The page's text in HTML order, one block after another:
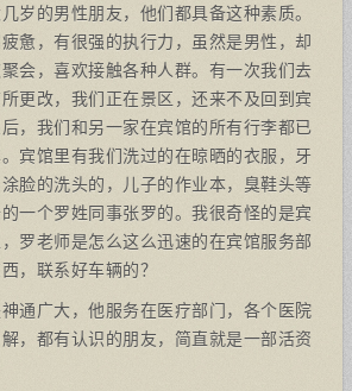
岁的男性朋友，他们都具备这种素质。
惫，有很强的执行力，虽然是男性，却
会，喜欢接触各种人群。有一次我们去
更改，我们正在景区，还来不及回到宾
，我们和另一家在宾馆的所有行李都已
宾馆里有我们洗过的在晾晒的衣服，牙
脸的洗头的，儿子的作业本，臭鞋头等
一个罗姓同事张罗的。我很奇怪的是宾
罗老师是怎么这么迅速的在宾馆服务部
，联系好车辆的？
通广大，他服务在医疗部门，各个医院
，都有认识的朋友，简直就是一部活资